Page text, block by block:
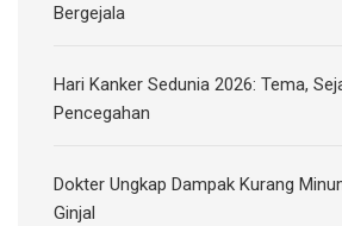
Bergejala
Hari Kanker Sedunia 2026: Tema,
Pencegahan
Dokter Ungkap Dampak Kurang
Ginjal